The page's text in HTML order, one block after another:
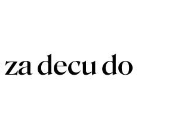
decu do